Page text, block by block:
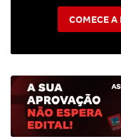
COMECE A